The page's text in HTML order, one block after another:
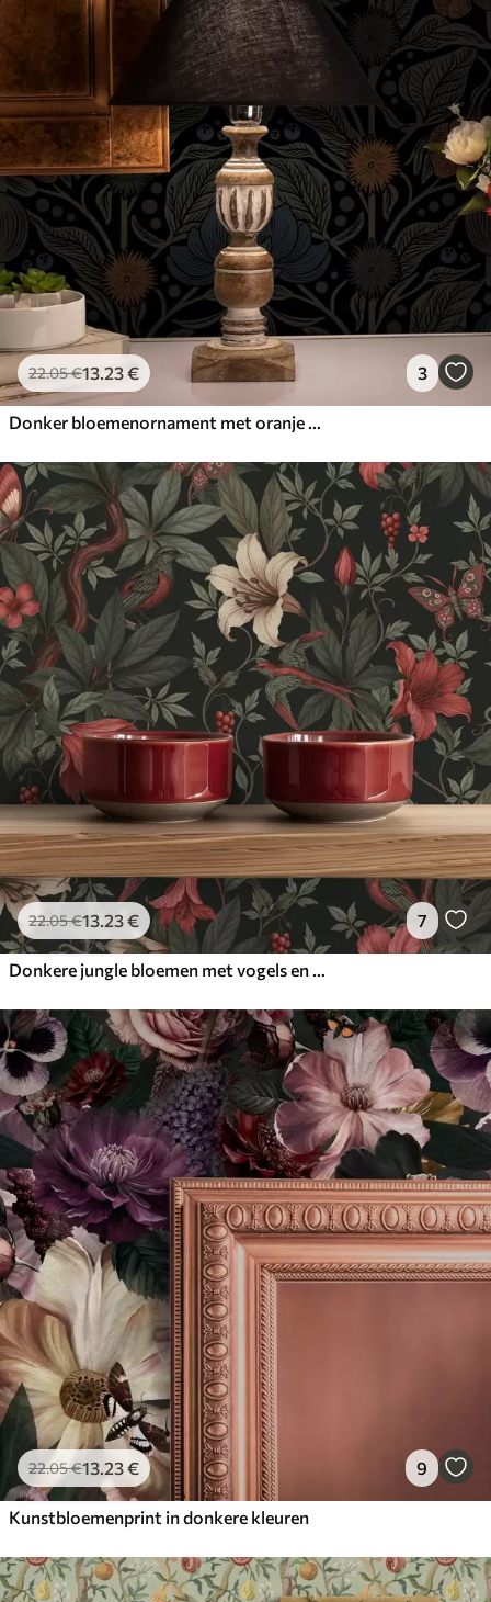
22.05€13.23€ 3
Donker bloemenornament met oranje accenten
22.05€13.23€ 7
Donkere jungle bloemen met vogels en vlinders
22.05€13.23€ 9
Kunstbloemenprint in donkere kleuren